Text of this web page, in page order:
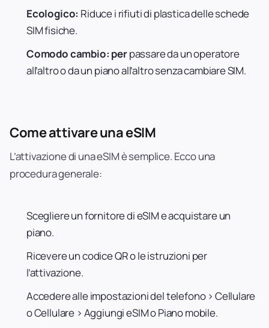
Ecologico: Riduce i rifiuti di plastica delle schede
SIM fisiche.
Comodo cambio: perpassare da un operatore
all’altro o da un piano all’altro senza cambiare SIM.
Come attivare una eSIM
L’attivazione di una eSIM è semplice. Ecco una
procedura generale:
Scegliere un fornitore di eSIM e acquistare un
piano.
Ricevere un codice QR o le istruzioni per
l’attivazione.
Accedere alle impostazioni del telefono > Cellulare
o Cellulare > Aggiungi eSIM o Piano mobile.